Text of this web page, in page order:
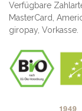
Verfügbare
MasterCard,
giropay, Vorkasse.